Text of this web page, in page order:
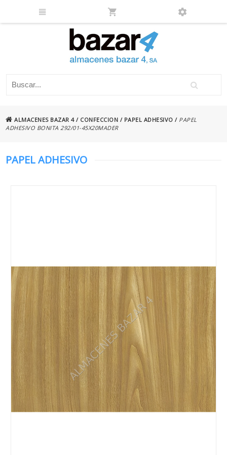
ALMACENES BAZAR 4/ CONFECCION / PAPEL ADHESIVO / PAPEL
ADHESIVO BONITA 292/01-45X20MADER
PAPEL ADHESIVO